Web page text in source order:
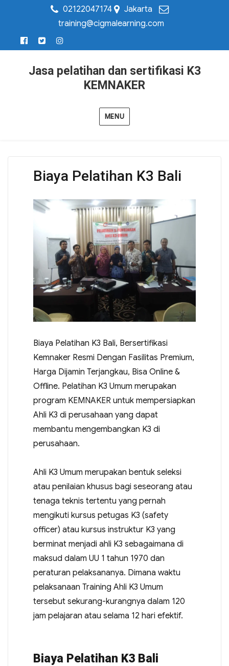
02122047174
Jakarta
training@cigmalearning.com
Jasa pelatihan dan sertifikasi K3
KEMNAKER
MENU
Biaya Pelatihan K3 Bali
Biaya Pelatihan K3 Bali, Bersertifikasi
Kemnaker Resmi Dengan Fasilitas Premium,
Harga Dijamin Terjangkau, Bisa Online &
Offline. Pelatihan K3 Umum merupakan
program KEMNAKER untuk mempersiapkan
Ahli K3 di perusahaan yang dapat
membantu mengembangkan K3 di
perusahaan.
Ahli K3 Umum merupakan bentuk seleksi
atau penilaian khusus bagi seseorang atau
tenaga teknis tertentu yang pernah
mengikuti kursus petugas K3 (safety
officer) atau kursus instruktur K3 yang
berminat menjadi ahli K3 sebagaimana di
maksud dalam UU 1 tahun 1970 dan
peraturan pelaksananya. Dimana waktu
pelaksanaan Training Ahli K3 Umum
tersebut sekurang-kurangnya dalam 120
jam pelajaran atau selama 12 hari efektif.
Biaya Pelatihan K3 Bali